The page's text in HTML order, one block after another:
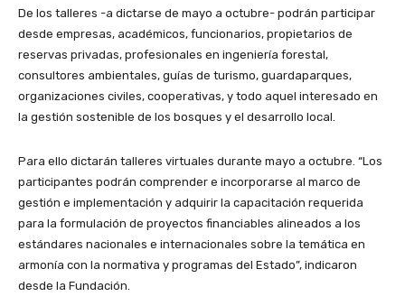
De los talleres -a dictarse de mayo a octubre- podrán participar
desde empresas, académicos, funcionarios, propietarios de
reservas privadas, profesionales en ingeniería forestal,
consultores ambientales, guías de turismo, guardaparques,
organizaciones civiles, cooperativas, y todo aquel interesado en
la gestión sostenible de los bosques y el desarrollo local.
Para ello dictarán talleres virtuales durante mayo a octubre. “Los
participantes podrán comprender e incorporarse al marco de
gestión e implementación y adquirir la capacitación requerida
para la formulación de proyectos financiables alineados a los
estándares nacionales e internacionales sobre la temática en
armonía con la normativa y programas del Estado”, indicaron
desde la Fundación.